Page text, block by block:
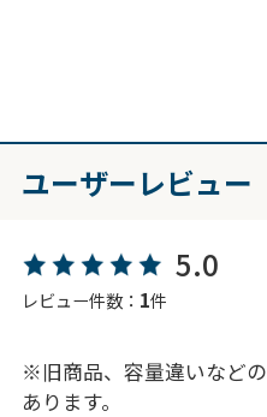
ユーザーレビュー
5.0
レビュー件数： 1件
※旧商品、容量違いなど
あります。